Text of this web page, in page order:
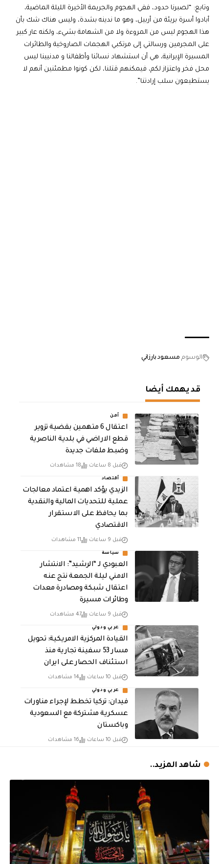
وتابع: “لصبرنا حدود، ففي الهجوم والجريمة الأخيرة الليلة الماضية،
أبادوا أسرة بريئة من أربيل، وهو ما ندينه بشدة، وليس هناك شك بأن
هذا الهجوم ليس من المروءة ولا من الشهامة بشيء، ولكنه عار كبير
على المجرمين ورسالتي إلى مرتكبي الهجمات الصاروخية والطائرات
المسيرة الإيرانية، هي أن استشهاد نسائنا وأطفالنا و مدنيينا ليس
محل فخر واعتزاز لكم، فيمكنهم قتلنا، لكن كونوا مطمئنين أنهم لا
يستطيعون سلب إرادتنا”.
الوسوم مسعود بارزاني
قد يهمك أيضا
أمن
اعتقال 6 متهمين بقضية تزوير
قطع الاراضي في بلدية الناصرية
وضبط ملفات جديدة
قبل 8 ساعات 18 مشاهدات
أقتصاد
الزيدي يؤكد اهمية اعتماد معالجات
عملية للتحديات المالية والنقدية
بما يحافظ على الاستقرار
الاقتصادي
قبل 9 ساعات 11 مشاهدات
سياسة
العبودي لـ “الرشيد”: الانتشار
الامني ليلة الجمعة نتج عنه
اعتقال شبكة ومصادرة معدات
وطائرات مسيرة
قبل 9 ساعات 47 مشاهدات
عربي ودولي
القيادة المركزية الامريكية: تحويل
مسار 53 سفينة تجارية منذ
استئناف الحصار على ايران
قبل 10 ساعات 14 مشاهدات
عربي ودولي
فيدان: تركيا تخطط لإجراء مناورات
عسكرية مشتركة مع السعودية
وباكستان
قبل 10 ساعات 16 مشاهدات
شاهد المزيد..